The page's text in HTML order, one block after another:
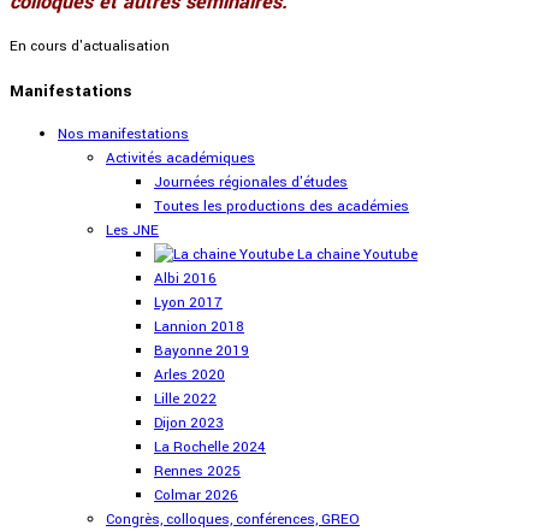
En cours d'actualisation
Manifestations
Nos manifestations
Activités académiques
Journées régionales d'études
Toutes les productions des académies
Les JNE
La chaine Youtube
Albi 2016
Lyon 2017
Lannion 2018
Bayonne 2019
Arles 2020
Lille 2022
Dijon 2023
La Rochelle 2024
Rennes 2025
Colmar 2026
Congrès, colloques, conférences, GREO